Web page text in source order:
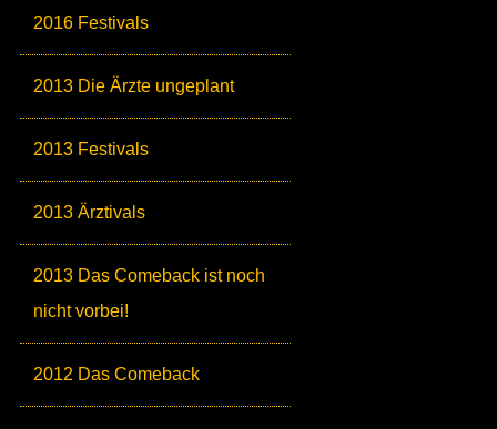
2016 Festivals
2013 Die Ärzte ungeplant
2013 Festivals
2013 Ärztivals
2013 Das Comeback ist noch
nicht vorbei!
2012 Das Comeback